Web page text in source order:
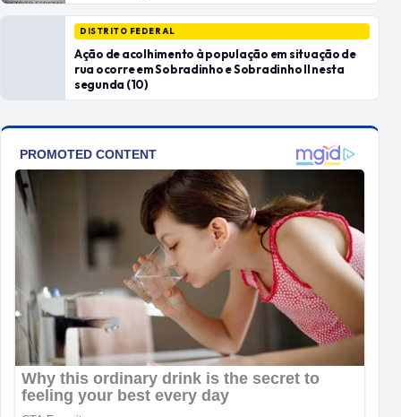
DISTRITO FEDERAL
Ação de acolhimento à população em situação de
rua ocorre em Sobradinho e Sobradinho II nesta
segunda (10)